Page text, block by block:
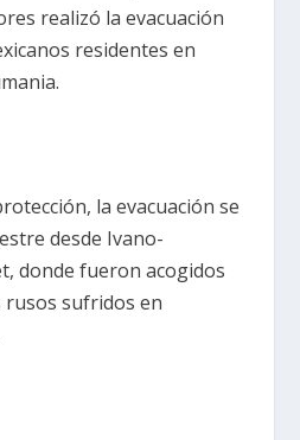
realizó la evacuación
residentes en
la evacuación se
desde Ivano-
donde fueron acogidos
rusos sufridos en